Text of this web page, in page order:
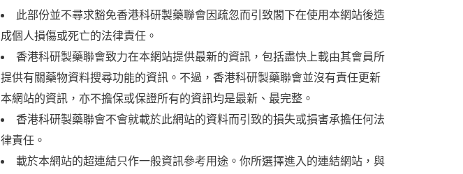
此部份並不尋求豁免香港科研製藥聯會因疏忽而引致閣下在使用本網站後造
成個人損傷或死亡的法律責任。
香港科研製藥聯會致力在本網站提供最新的資訊，包括盡快上載由其會員所
提供有關藥物資料搜尋功能的資訊。不過，香港科研製藥聯會並沒有責任更新
本網站的資訊，亦不擔保或保證所有的資訊均是最新、最完整。
香港科研製藥聯會不會就載於此網站的資料而引致的損失或損害承擔任何法
律責任。
載於本網站的超連結只作一般資訊參考用途。你所選擇進入的連結網站，與